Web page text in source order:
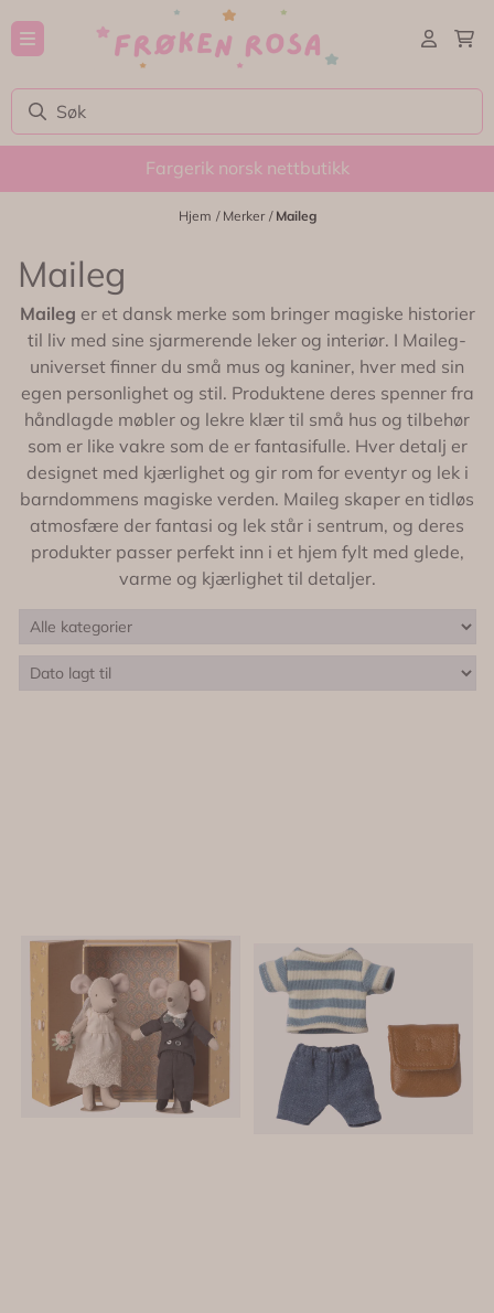
Hopp til innhold
Fargerik norsk nettbutikk
Hjem / Merker / Maileg
Maileg
Maileg er et dansk merke som bringer magiske historier
til liv med sine sjarmerende leker og interiør. I Maileg-
universet finner du små mus og kaniner, hver med sin
egen personlighet og stil. Produktene deres spenner fra
håndlagde møbler og lekre klær til små hus og tilbehør
som er like vakre som de er fantasifulle. Hver detalj er
designet med kjærlighet og gir rom for eventyr og lek i
barndommens magiske verden. Maileg skaper en tidløs
atmosfære der fantasi og lek står i sentrum, og deres
produkter passer perfekt inn i et hjem fylt med glede,
varme og kjærlighet til detaljer.